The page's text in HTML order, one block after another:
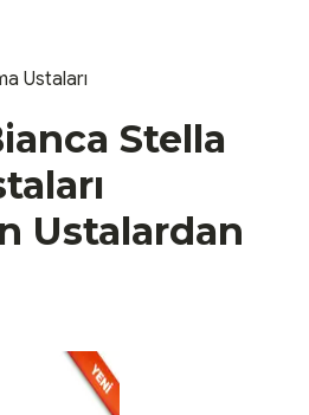
Ustaları
Stella
Ustalardan